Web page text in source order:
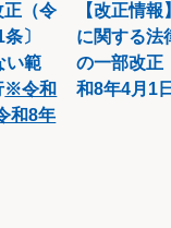
正（令
条〕
い範
※令和
和8年
【改正情
に関する法
の一部改
和8年4月1